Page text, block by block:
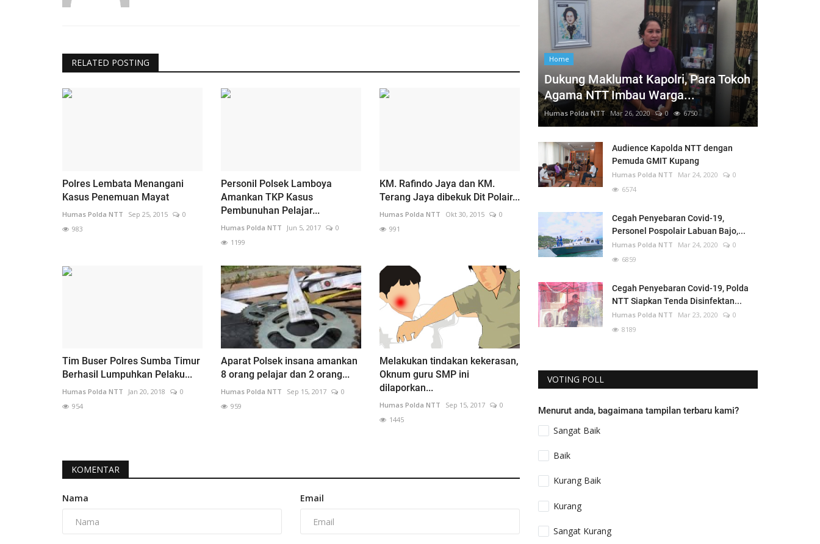
RELATED POSTING
Polres Lembata Menangani
Kasus Penemuan Mayat
Humas Polda NTT Sep 25, 2015
0
983
Personil Polsek Lamboya
Amankan TKP Kasus
Pembunuhan Pelajar...
Humas Polda NTT Jun 5, 2017
0
1199
KM. Rafindo Jaya dan KM.
Terang Jaya dibekuk Dit Polair...
Humas Polda NTT Okt 30, 2015
0
991
Tim Buser Polres Sumba Timur
Berhasil Lumpuhkan Pelaku...
Humas Polda NTT Jan 20, 2018
0
954
Aparat Polsek insana amankan
8 orang pelajar dan 2 orang...
Humas Polda NTT Sep 15, 2017
0
959
Melakukan tindakan kekerasan,
Oknum guru SMP ini
dilaporkan...
Humas Polda NTT Sep 15, 2017
0
1445
KOMENTAR
Nama Email
Home
Dukung Maklumat Kapolri, Para Tokoh
Agama NTT Imbau Warga...
Humas Polda NTT Mar 26, 2020 0 6750
Audience Kapolda NTT dengan
Pemuda GMIT Kupang
Humas Polda NTT Mar 24, 2020
0
6574
Cegah Penyebaran Covid-19,
Personel Pospolair Labuan Bajo,...
Humas Polda NTT Mar 24, 2020
0
6859
Cegah Penyebaran Covid-19, Polda
NTT Siapkan Tenda Disinfektan...
Humas Polda NTT Mar 23, 2020
0
8189
VOTING POLL
Menurut anda, bagaimana tampilan terbaru kami?
Sangat Baik
Baik
Kurang Baik
Kurang
Sangat Kurang